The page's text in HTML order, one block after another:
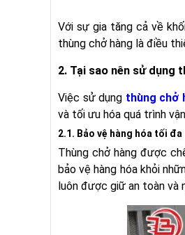
Với sự gia tăng cả về
thùng chở hàng là điều
2. Tại sao nên sử dụng
Việc sử dụng thùng chở
và tối ưu hóa quá trình
2.1. Bảo vệ hàng hóa tối đa
Thùng chở hàng được
bảo vệ hàng hóa khỏi
luôn được giữ an toàn và